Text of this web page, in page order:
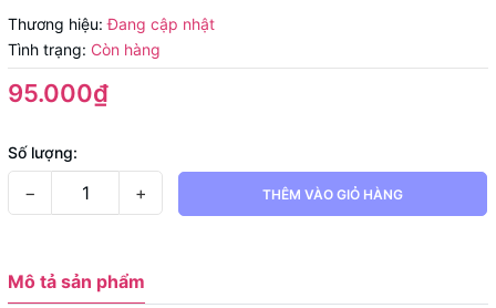
Thương hiệu: Đang cập nhật
Tình trạng: Còn hàng
95.000₫
Số lượng:
− + THÊM VÀO GIỎ HÀNG
Mô tả sản phẩm